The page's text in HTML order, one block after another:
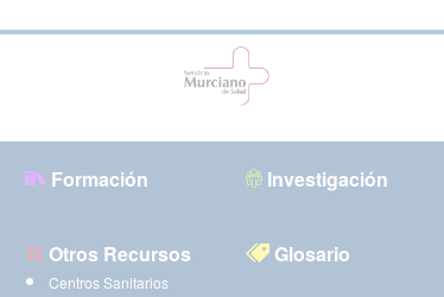
Formación Investigación
Otros Recursos
Centros Sanitarios
Glosario